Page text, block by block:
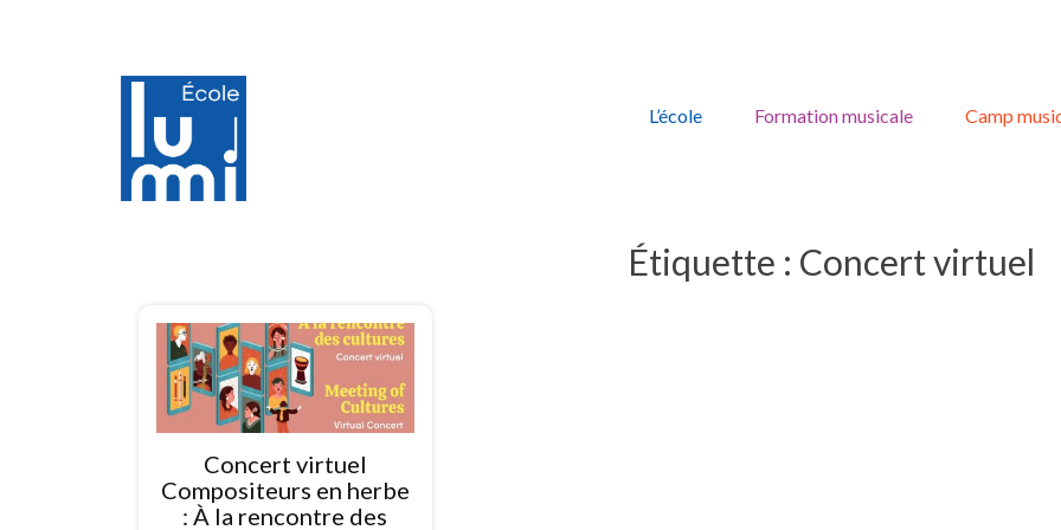
content
L’école Formation musicale Camp
Étiquette : Concert virtuel
Concert virtuel
Compositeurs en herbe
: À la rencontre des